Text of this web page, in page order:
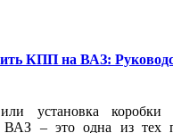
КПП на ВАЗ:
установка
ВАЗ – это одна из тех